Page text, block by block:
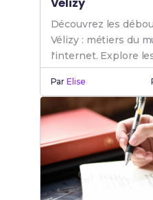
Vélizy
Découvrez les
Vélizy : métiers du
l'internet. Explore
un BUT MMI pour ta
ParElise